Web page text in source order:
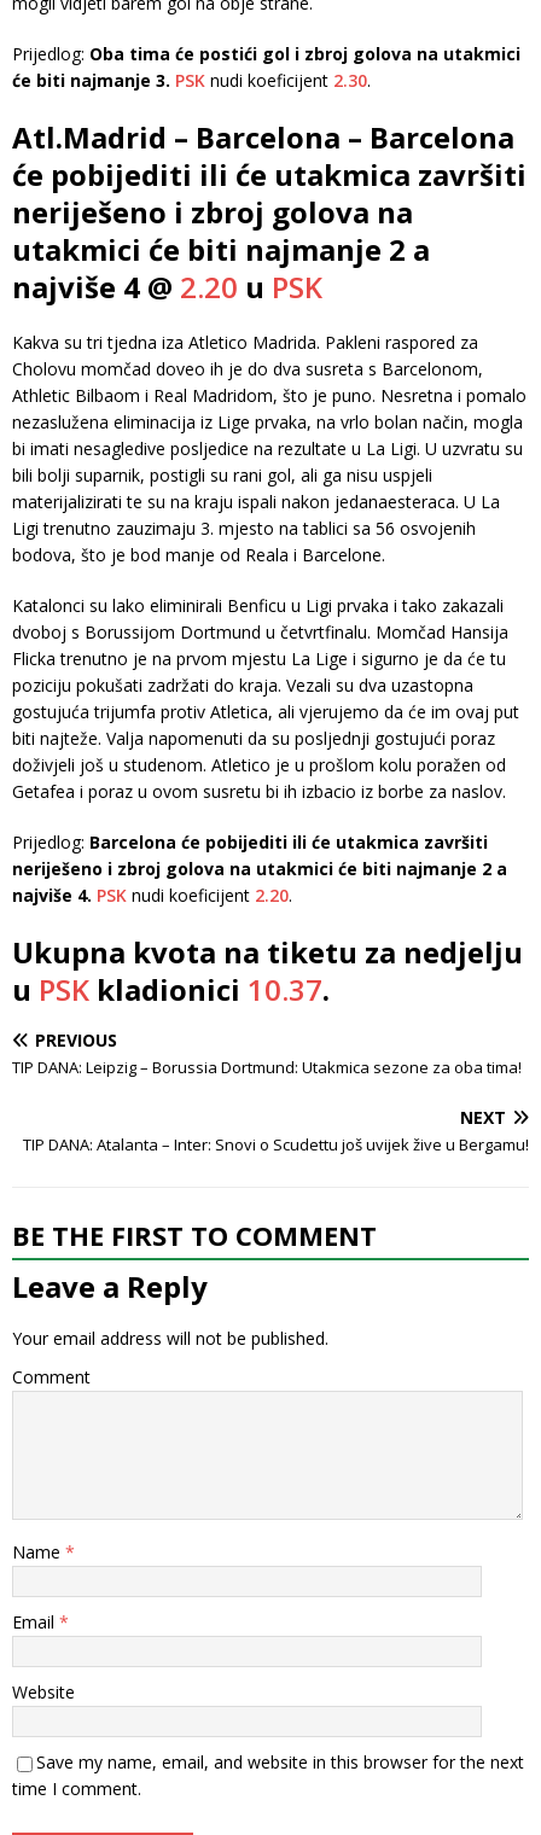
Prijedlog: Oba tima će postići gol i zbroj golova na utakmici
će biti najmanje 3. PSK nudi koeficijent 2.30.
Atl.Madrid – Barcelona – Barcelona
će pobijediti ili će utakmica završiti
neriješeno i zbroj golova na
utakmici će biti najmanje 2 a
najviše 4 @ 2.20 u PSK
Kakva su tri tjedna iza Atletico Madrida. Pakleni raspored za
Cholovu momčad doveo ih je do dva susreta s Barcelonom,
Athletic Bilbaom i Real Madridom, što je puno. Nesretna i pomalo
nezaslužena eliminacija iz Lige prvaka, na vrlo bolan način, mogla
bi imati nesagledive posljedice na rezultate u La Ligi. U uzvratu su
bili bolji suparnik, postigli su rani gol, ali ga nisu uspjeli
materijalizirati te su na kraju ispali nakon jedanaesteraca. U La
Ligi trenutno zauzimaju 3. mjesto na tablici sa 56 osvojenih
bodova, što je bod manje od Reala i Barcelone.
Katalonci su lako eliminirali Benficu u Ligi prvaka i tako zakazali
dvoboj s Borussijom Dortmund u četvrtfinalu. Momčad Hansija
Flicka trenutno je na prvom mjestu La Lige i sigurno je da će tu
poziciju pokušati zadržati do kraja. Vezali su dva uzastopna
gostujuća trijumfa protiv Atletica, ali vjerujemo da će im ovaj put
biti najteže. Valja napomenuti da su posljednji gostujući poraz
doživjeli još u studenom. Atletico je u prošlom kolu poražen od
Getafea i poraz u ovom susretu bi ih izbacio iz borbe za naslov.
Prijedlog: Barcelona će pobijediti ili će utakmica završiti
neriješeno i zbroj golova na utakmici će biti najmanje 2 a
najviše 4. PSK nudi koeficijent 2.20.
Ukupna kvota na tiketu za nedjelju
u PSK kladionici 10.37.
PREVIOUS
TIP DANA: Leipzig – Borussia Dortmund: Utakmica sezone za oba tima!
NEXT
TIP DANA: Atalanta – Inter: Snovi o Scudettu još uvijek žive u Bergamu!
BE THE FIRST TO COMMENT
Leave a Reply
Your email address will not be published.
Comment
Name *
Email *
Website
Save my name, email, and website in this browser for the next
time I comment.